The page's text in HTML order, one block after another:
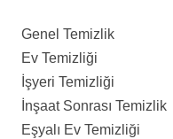
Genel Temizlik
Ev Temizliği
İşyeri Temizliği
İnşaat Sonrası Temizlik
Eşyalı Ev Temizliği